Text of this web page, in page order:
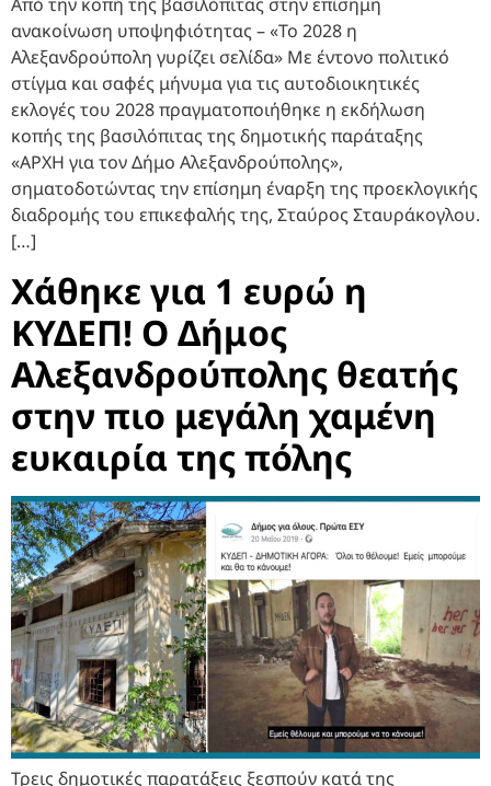
ανακοίνωση υποψηφιότητας – «Το 2028 η
Αλεξανδρούπολη γυρίζει σελίδα» Με έντονο πολιτικό
στίγμα και σαφές μήνυμα για τις αυτοδιοικητικές
εκλογές του 2028 πραγματοποιήθηκε η εκδήλωση
κοπής της βασιλόπιτας της δημοτικής παράταξης
«ΑΡΧΗ για τον Δήμο Αλεξανδρούπολης»,
σηματοδοτώντας την επίσημη έναρξη της προεκλογικής
διαδρομής του επικεφαλής της, Σταύρος Σταυράκογλου.
[…]
Χάθηκε για 1 ευρώ η
ΚΥΔΕΠ! Ο Δήμος
Αλεξανδρούπολης θεατής
στην πιο μεγάλη χαμένη
ευκαιρία της πόλης
Τρεις δημοτικές παρατάξεις ξεσπούν κατά της